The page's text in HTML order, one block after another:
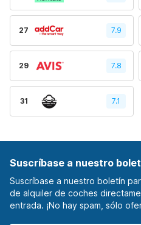
27 7.9
29 7.8
31 7.1
Suscríbase a nuestro
Suscríbase a nuestro boletín
de alquiler de coches
entrada. ¡No hay spam, sólo